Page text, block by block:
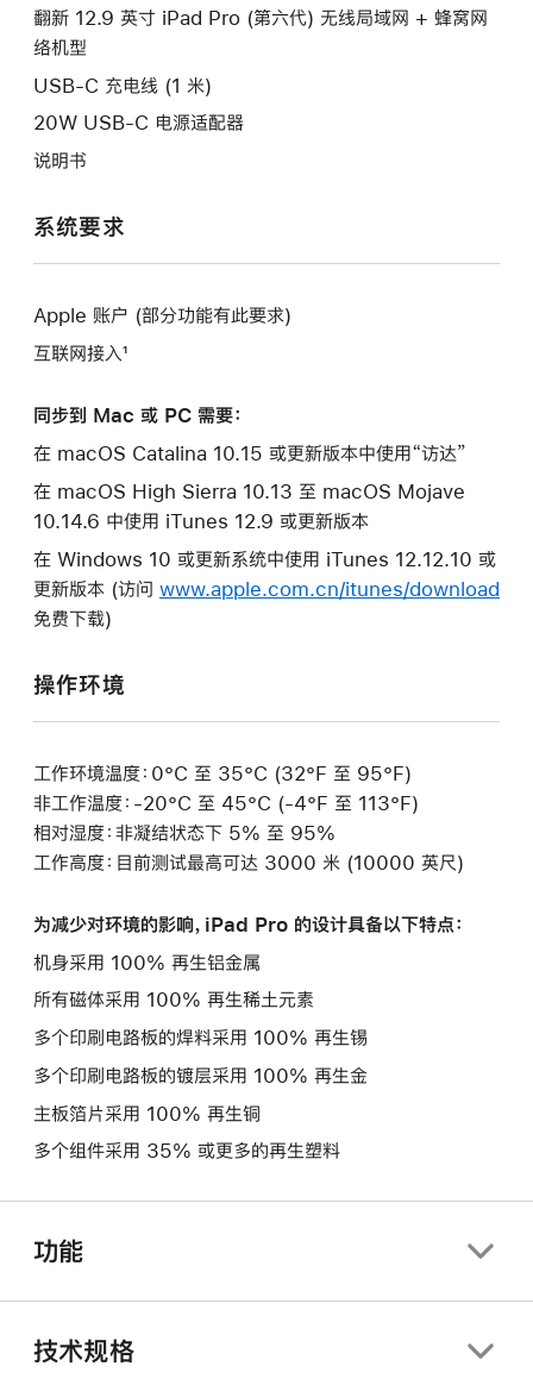
口。
窗
翻新 12.9 英寸 iPad Pro (第六代) 无线局域网 + 蜂窝网
络机型
USB-C 充电线 (1 米)
20W USB-C 电源适配器
说明书
系统要求
Apple 账户 (部分功能有此要求)
互联网接入¹
同步到 Mac 或 PC 需要：
在 macOS Catalina 10.15 或更新版本中使用“访达”
在 macOS High Sierra 10.13 至 macOS Mojave
10.14.6 中使用 iTunes 12.9 或更新版本
在 Windows 10 或更新系统中使用 iTunes 12.12.10 或
更新版本 (访问 www.apple.com.cn/itunes/download
免费下载)
操作环境
工作环境温度：0°C 至 35°C (32°F 至 95°F)
非工作温度：-20°C 至 45°C (-4°F 至 113°F)
相对湿度：非凝结状态下 5% 至 95%
工作高度：目前测试最高可达 3000 米 (10000 英尺)
为减少对环境的影响，iPad Pro 的设计具备以下特点：
机身采用 100% 再生铝金属
所有磁体采用 100% 再生稀土元素
多个印刷电路板的焊料采用 100% 再生锡
多个印刷电路板的镀层采用 100% 再生金
主板箔片采用 100% 再生铜
多个组件采用 35% 或更多的再生塑料
功能
技术规格